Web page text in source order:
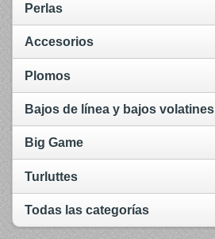
Perlas
Accesorios
Plomos
Bajos de línea y bajos volatines
Big Game
Turluttes
Todas las categorías